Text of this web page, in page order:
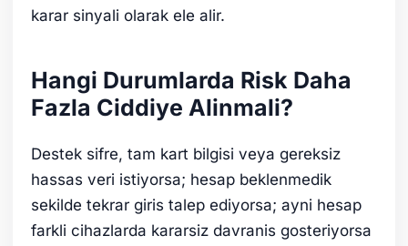
karar sinyali olarak ele alir.
Hangi Durumlarda Risk Daha
Fazla Ciddiye Alinmali?
Destek sifre, tam kart bilgisi veya gereksiz
hassas veri istiyorsa; hesap beklenmedik
sekilde tekrar giris talep ediyorsa; ayni hesap
farkli cihazlarda kararsiz davranis gosteriyorsa